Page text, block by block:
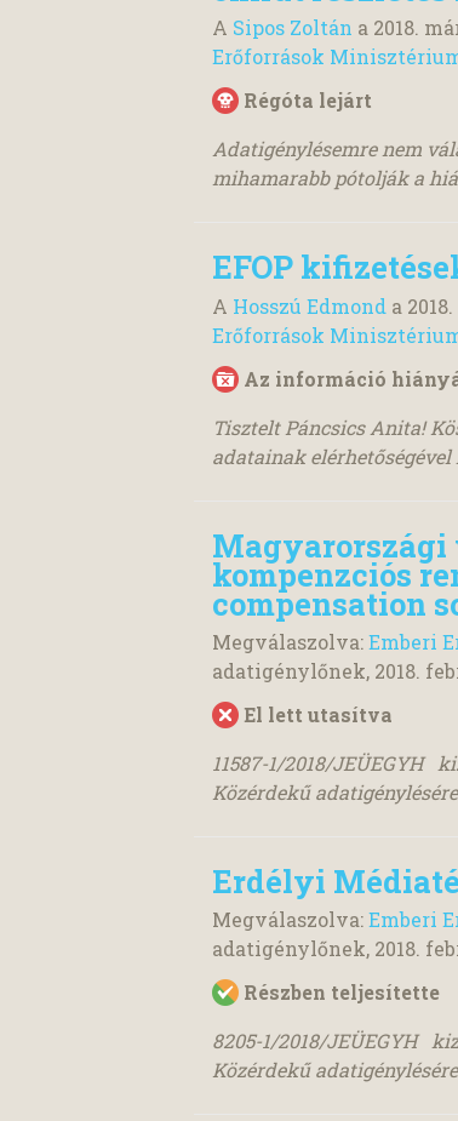
A Sipos Zoltán a 2018.
Erőforrások
Régóta lejárt
Adatigénylésemre nem
mihamarabb pótolják a
EFOP
A Hosszú Edmond a
Erőforrások
Az információ
Tisztelt Páncsics Anita!
adatainak
kompenzciós
compensation
Megválaszolva:Emberi
adatigénylőnek, 2018.
El lett utasítva
11587-1/2018/JEÜEGYH
Közérdekű
Erdélyi
Megválaszolva:Emberi
adatigénylőnek, 2018.
Részben teljesítette
8205-1/2018/JEÜEGYH
Közérdekű